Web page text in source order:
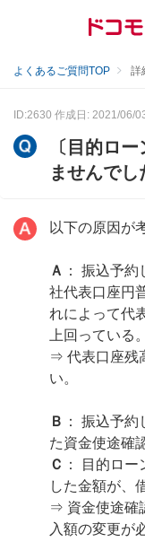
よくあるご質問TOP 詳
ID:2630 作成日: 2021/06/
〔目的ロ
ませんでし
以下の原因が
Ａ ： 振込予
社代表口座円
れによって代
上回っている。
⇒ 代表口座残
い。
Ｂ ： 振込予
た資金使途確
Ｃ ： 目的ロ
した金額が、
⇒ 資金使途確
入額の変更が